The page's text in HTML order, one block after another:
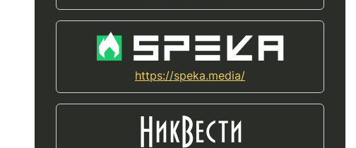
https://speka.media/